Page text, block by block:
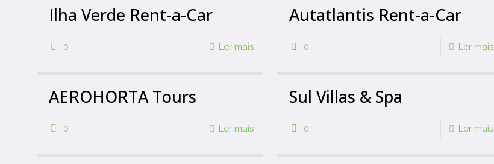
Ilha Verde Rent-a-Car
0 Ler mais
Autatlantis Rent-a-Car
0 Ler mais
AEROHORTA Tours
0 Ler mais
Sul Villas & Spa
0 Ler mais